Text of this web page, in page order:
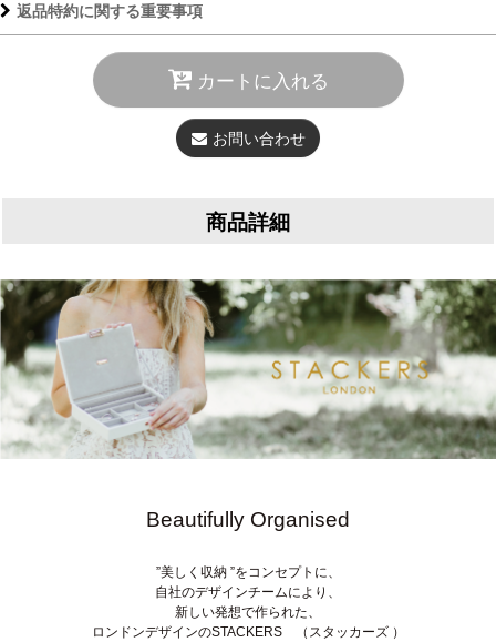
返品特約に関する重要事項
カートに入れる
お問い合わせ
商品詳細
Beautifully Organised
”美しく収納 ”をコンセプトに、
自社のデザインチームにより、
新しい発想で作られた、
ロンドンデザインのSTACKERS （スタッカーズ ）